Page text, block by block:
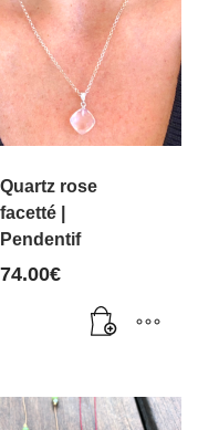
Quartz rose
facetté |
Pendentif
74.00€